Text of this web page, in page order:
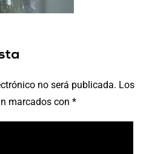
no será publicada. Los
marcados con *